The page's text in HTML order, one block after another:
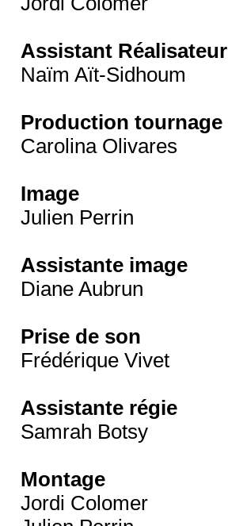
Assistant Réalisateur
Naïm Aït-Sidhoum
Production tournage
Carolina Olivares
Image
Julien Perrin
Assistante image
Diane Aubrun
Prise de son
Frédérique Vivet
Assistante régie
Samrah Botsy
Montage
Jordi Colomer